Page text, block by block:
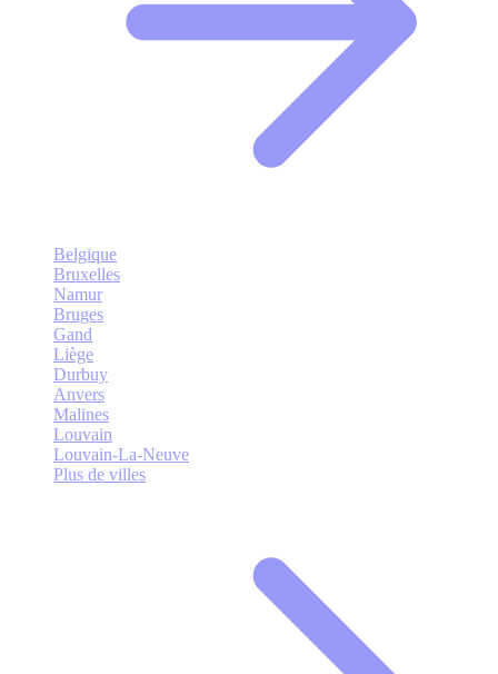
Belgique
Bruxelles
Namur
Bruges
Gand
Liège
Durbuy
Anvers
Malines
Louvain
Louvain-La-Neuve
Plus de villes